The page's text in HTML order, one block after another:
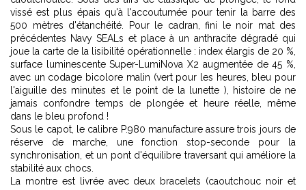
vissé est plus épais qu'à l'accoutumée pour tenir la barre des
500 mètres d'étanchéité. Pour le cadran, fini le noir mat des
précédentes Navy SEALs et place à un anthracite dégradé qui
joue la carte de la lisibilité opérationnelle : index élargis de 20 %,
surface luminescente Super-LumiNova X2 augmentée de 45 %,
avec un codage bicolore malin (vert pour les heures, bleu pour
l'aiguille des minutes et le point de la lunette ), histoire de ne
jamais confondre temps de plongée et heure réelle, même
dans le bleu profond !
Sous le capot, le calibre P.980 manufacture assure trois jours de
réserve de marche, une fonction stop-seconde pour la
synchronisation, et un pont d'équilibre traversant qui améliore la
stabilité aux chocs.
La montre est livrée avec deux bracelets (caoutchouc noir et